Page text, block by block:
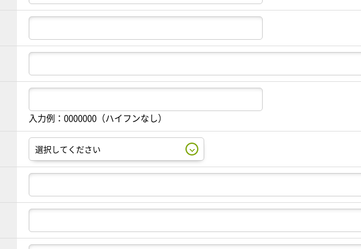
入力例：0000000（ハイフンなし）